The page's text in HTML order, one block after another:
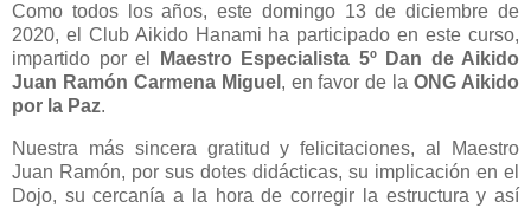
Como todos los años, este domingo 13 de diciembre de
2020, el Club Aikido Hanami ha participado en este curso,
impartido por el
Maestro Especialista 5º Dan de Aikido
Juan Ramón Carmena Miguel , en favor de laONG Aikido
por la Paz.
Nuestra más sincera gratitud y felicitaciones, al Maestro
Juan Ramón, por sus dotes didácticas, su implicación en el
Dojo, su cercanía a la hora de corregir la estructura y así